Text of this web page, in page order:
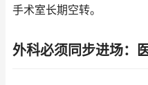
手术室长期空转。
外科必须同步进场：